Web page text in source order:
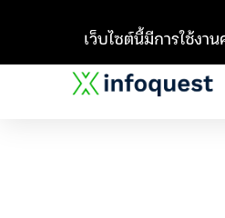
เว็บไซต์นี้มีการใช้งา